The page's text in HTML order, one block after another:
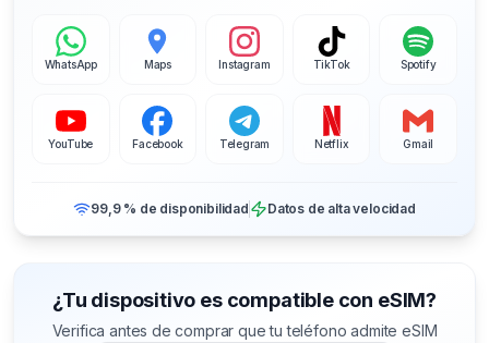
WhatsApp Maps Instagram TikTok Spotify
YouTube Facebook Telegram Netflix Gmail
99,9 % de disponibilidad Datos de alta velocidad
¿Tu dispositivo es compatible con eSIM?
Verifica antes de comprar que tu teléfono admite eSIM